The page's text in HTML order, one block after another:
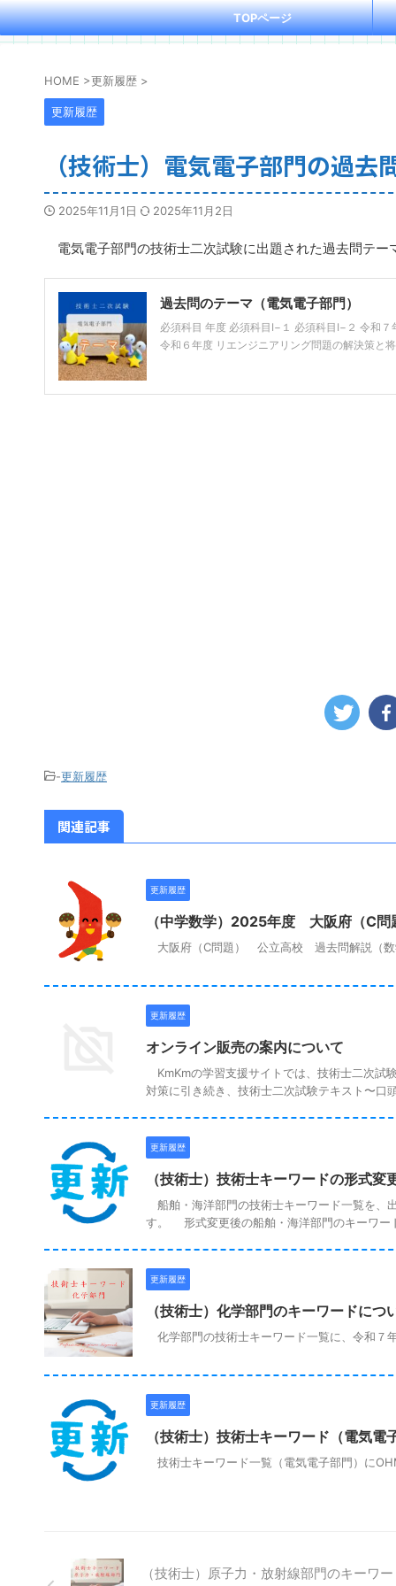
TOPページ
HOME >更新履歴 >
更新履歴
（技術士）電気電子部門の過去
2025年11月1日 2025年11月2日
電気電子部門の技術士二次試験に出題された過去問テー
過去問のテーマ（電気電子部門）
必須科目 年度 必須科目Ⅰ−１ 必須科目Ⅰ−２ 令和
令和６年度 リエンジニアリング問題の解決策と
-更新履歴
関連記事
更新履歴
（中学数学）2025年度 大阪府（C
大阪府（C問題） 公立高校 過去問解説（数
更新履歴
オンライン販売の案内について
KmKmの学習支援サイトでは、技術士二次試
対策に引き続き、技術士二次試験テキスト〜口
更新履歴
（技術士）技術士キーワードの形式
船舶・海洋部門の技術士キーワード一覧を
す。 形式変更後の船舶・海洋部門のキーワー
更新履歴
（技術士）化学部門のキーワードにつ
化学部門の技術士キーワード一覧に、令和７
更新履歴
（技術士）技術士キーワード（電気
技術士キーワード一覧（電気電子部門）に
（技術士）原子力・放射線部門のキーワ